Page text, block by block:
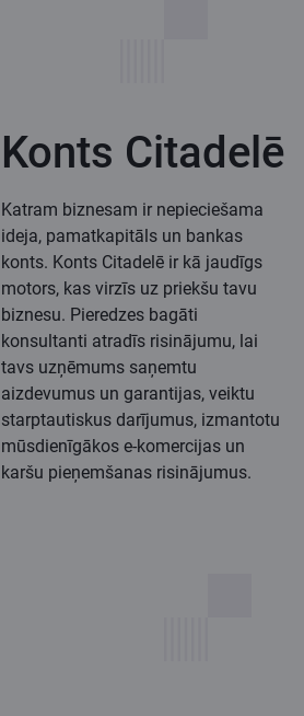
Konts Citadelē
Katram biznesam ir nepieciešama
ideja, pamatkapitāls un bankas
konts. Konts Citadelē ir kā jaudīgs
motors, kas virzīs uz priekšu tavu
biznesu. Pieredzes bagāti
konsultanti atradīs risinājumu, lai
tavs uzņēmums saņemtu
aizdevumus un garantijas, veiktu
starptautiskus darījumus, izmantotu
mūsdienīgākos e-komercijas un
karšu pieņemšanas risinājumus.